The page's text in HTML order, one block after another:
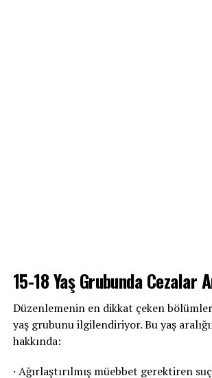
15-18 Yaş Grubunda Cezalar
Düzenlemenin en dikkat çeken
yaş grubunu ilgilendiriyor. Bu yaş
hakkında:
· Ağırlaştırılmış müebbet gerektiren